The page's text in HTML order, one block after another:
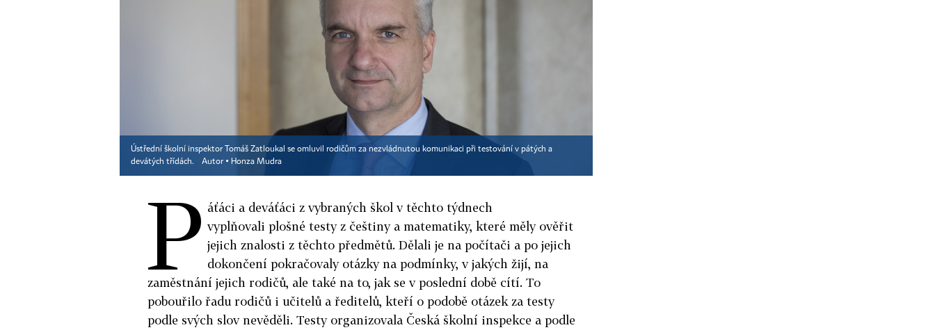
Ústřední školní inspektor Tomáš Zatloukal se omluvil rodičům za nezvládnutou komunikaci při testování v pátých a
devátých třídách.
Autor ▪ Honza Mudra
P áťáci a deváťáci z vybraných škol v těchto týdnech
vyplňovali plošné testy z češtiny a matematiky, které měly ověřit
jejich znalosti z těchto předmětů. Dělali je na počítači a po jejich
dokončení pokračovaly otázky na podmínky, v jakých žijí, na
zaměstnání jejich rodičů, ale také na to, jak se v poslední době cítí. To
pobouřilo řadu rodičů i učitelů a ředitelů, kteří o podobě otázek za testy
podle svých slov nevěděli. Testy organizovala Česká školní inspekce a podle